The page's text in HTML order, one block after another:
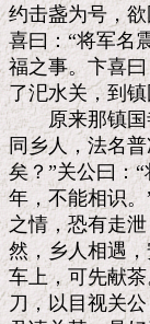
约击盏为号，
喜曰：“将军名
福之事。卞喜
了汜水关，到镇
原来那镇国寺
同乡人，法名
矣？”关公曰：
年，不能相识
之情，恐有走
然，乡人相遇
车上，可先献
刀，以目视关